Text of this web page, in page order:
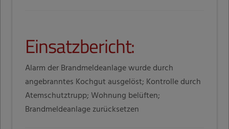
Einsatzbericht:
Alarm der Brandmeldeanlage wurde durch
angebranntes Kochgut ausgelöst; Kontrolle durch
Atemschutztrupp; Wohnung belüften;
Brandmeldeanlage zurücksetzen